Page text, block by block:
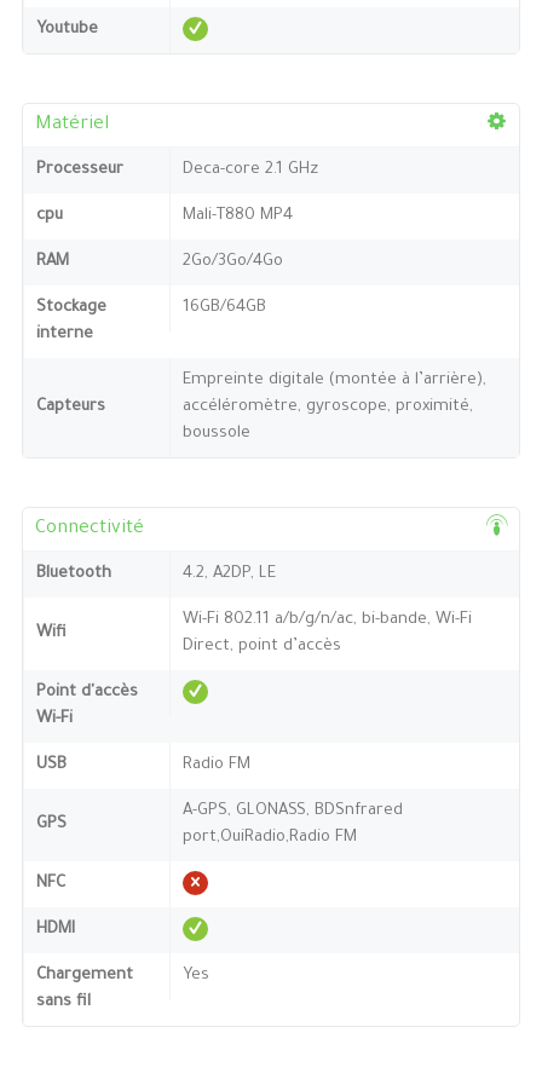
Youtube
Matériel
Processeur Deca-core 2.1 GHz
cpu Mali-T880 MP4
RAM 2Go/3Go/4Go
Stockage
interne
16GB/64GB
Capteurs
Empreinte digitale (montée à l’arrière),
accéléromètre, gyroscope, proximité,
boussole
Connectivité
Bluetooth 4.2, A2DP, LE
Wifi
Wi-Fi 802.11 a/b/g/n/ac, bi-bande, Wi-Fi
Direct, point d’accès
Point d'accès
Wi-Fi
USB Radio FM
GPS
A-GPS, GLONASS, BDSnfrared
port,OuiRadio,Radio FM
NFC
HDMI
Chargement
sans fil
Yes